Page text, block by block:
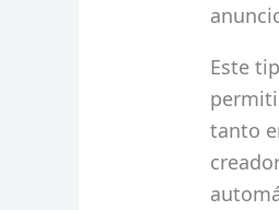
Este
tanto